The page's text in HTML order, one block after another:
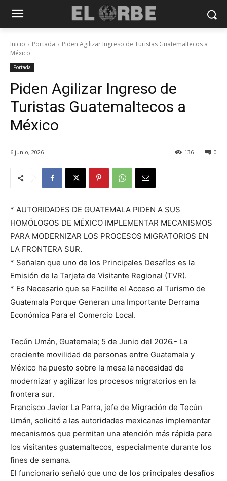
Inicio Portada
Piden Agilizar Ingreso de Turistas Guatemaltecos a
México
Portada
Piden Agilizar Ingreso de
Turistas Guatemaltecos a
México
6 junio, 2026 0
136
* AUTORIDADES DE GUATEMALA PIDEN A SUS
HOMÓLOGOS DE MÉXICO IMPLEMENTAR MECANISMOS
PARA MODERNIZAR LOS PROCESOS MIGRATORIOS EN
LA FRONTERA SUR.
* Señalan que uno de los Principales Desafíos es la
Emisión de la Tarjeta de Visitante Regional (TVR).
* Es Necesario que se Facilite el Acceso al Turismo de
Guatemala Porque Generan una Importante Derrama
Económica Para el Comercio Local.
Tecún Umán, Guatemala; 5 de Junio del 2026.- La
creciente movilidad de personas entre Guatemala y
México ha puesto sobre la mesa la necesidad de
modernizar y agilizar los procesos migratorios en la
frontera sur.
Francisco Javier La Parra, jefe de Migración de Tecún
Umán, solicitó a las autoridades mexicanas implementar
mecanismos que permitan una atención más rápida para
los visitantes guatemaltecos, especialmente durante los
fines de semana.
El funcionario señaló que uno de los principales desafíos